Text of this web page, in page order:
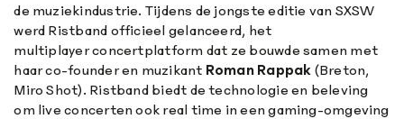
de muziekindustrie. Tijdens de jongste editie van SXSW
werd Ristband officieel gelanceerd, het
multiplayer concertplatform dat ze bouwde samen met
haar co-founder en muzikant Roman Rappak (Breton,
Miro Shot). Ristband biedt de technologie en beleving
om live concerten ook real time in een gaming-omgeving